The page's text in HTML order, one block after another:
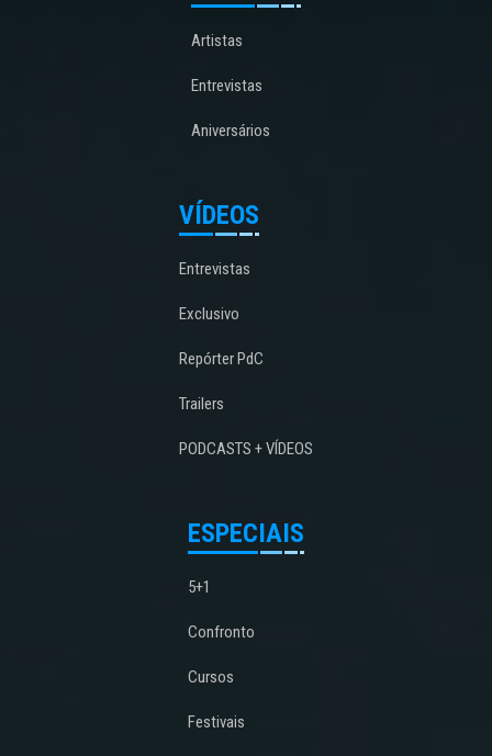
Artistas
Entrevistas
Aniversários
VÍDEOS
Entrevistas
Exclusivo
Repórter PdC
Trailers
PODCASTS + VÍDEOS
ESPECIAIS
5+1
Confronto
Cursos
Festivais